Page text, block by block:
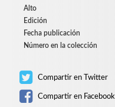
Alto
Edición
Fecha publicación
Número en la colección
Compartir en Twitter
Compartir en Facebook